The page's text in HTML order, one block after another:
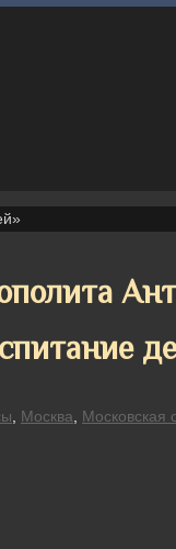
Москва Московская